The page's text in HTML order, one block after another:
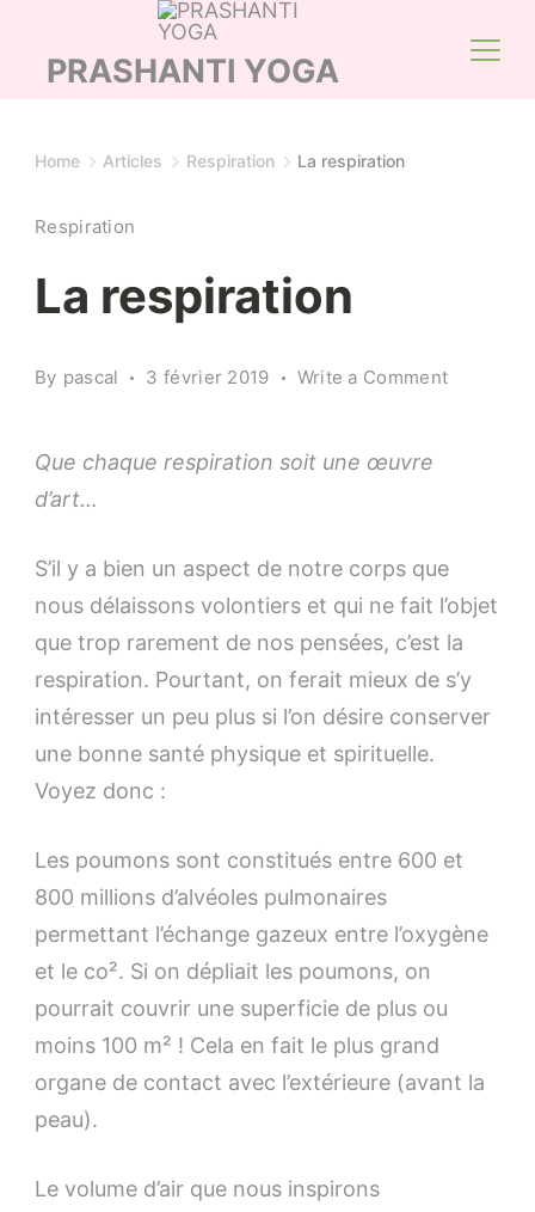
PRASHANTI YOGA
Home Articles Respiration La respiration
Respiration
La respiration
By pascal 3 février 2019 Write a Commenton
Que chaque respiration soit une œuvre
d’art…
S’il y a bien un aspect de notre corps que
nous délaissons volontiers et qui ne fait l’objet
que trop rarement de nos pensées, c’est la
respiration. Pourtant, on ferait mieux de s’y
intéresser un peu plus si l’on désire conserver
une bonne santé physique et spirituelle.
Voyez donc :
Les poumons sont constitués entre 600 et
800 millions d’alvéoles pulmonaires
permettant l’échange gazeux entre l’oxygène
et le co². Si on dépliait les poumons, on
pourrait couvrir une superficie de plus ou
moins 100 m² ! Cela en fait le plus grand
organe de contact avec l’extérieure (avant la
peau).
Le volume d’air que nous inspirons